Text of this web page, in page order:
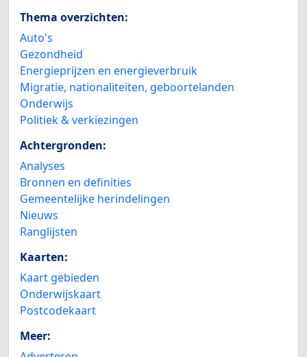
Thema overzichten:
Auto's
Gezondheid
Energieprijzen en energieverbruik
Migratie, nationaliteiten, geboortelanden
Onderwijs
Politiek & verkiezingen
Achtergronden:
Analyses
Bronnen en definities
Gemeentelijke herindelingen
Nieuws
Ranglijsten
Kaarten:
Kaart gebieden
Onderwijskaart
Postcodekaart
Meer: